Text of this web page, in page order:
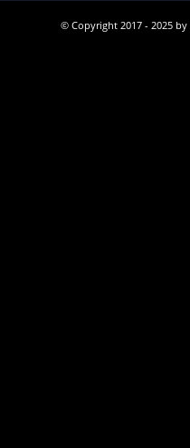
© Copyright 2017 - 2025